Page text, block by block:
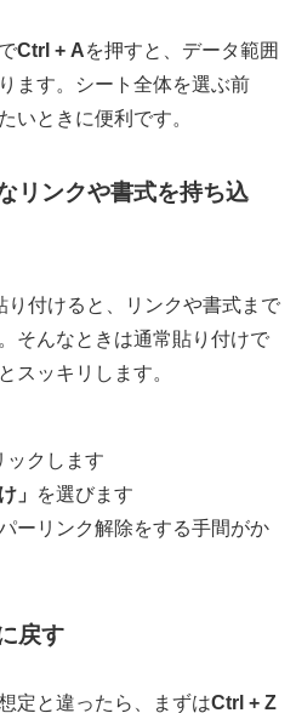
Ctrl + Aを押すと、データ範囲
ます。シート全体を選ぶ前
いときに便利です。
リンクや書式を持ち込
付けると、リンクや書式まで
そんなときは通常貼り付けで
スッキリします。
ックします
」
を選びます
ーリンク解除をする手間がか
戻す
定と違ったら、まずはCtrl + Z